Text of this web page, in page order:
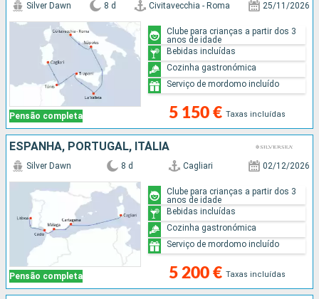
Pensão completa
Silver Dawn 8 d Civitavecchia - Roma 25/11/2026
5 150 € Taxas incluídas
Clube para crianças a partir dos 3
anos de idade
Bebidas incluídas
Cozinha gastronómica
Serviço de mordomo incluído
ESPANHA, PORTUGAL, ITÁLIA
Pensão completa
Silver Dawn 8 d Cagliari 02/12/2026
5 200 € Taxas incluídas
Clube para crianças a partir dos 3
anos de idade
Bebidas incluídas
Cozinha gastronómica
Serviço de mordomo incluído